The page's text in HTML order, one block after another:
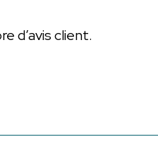
d’avis client.